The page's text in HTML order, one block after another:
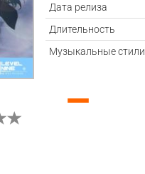
Дата релиза
Длительность
Музыкальные стили
—